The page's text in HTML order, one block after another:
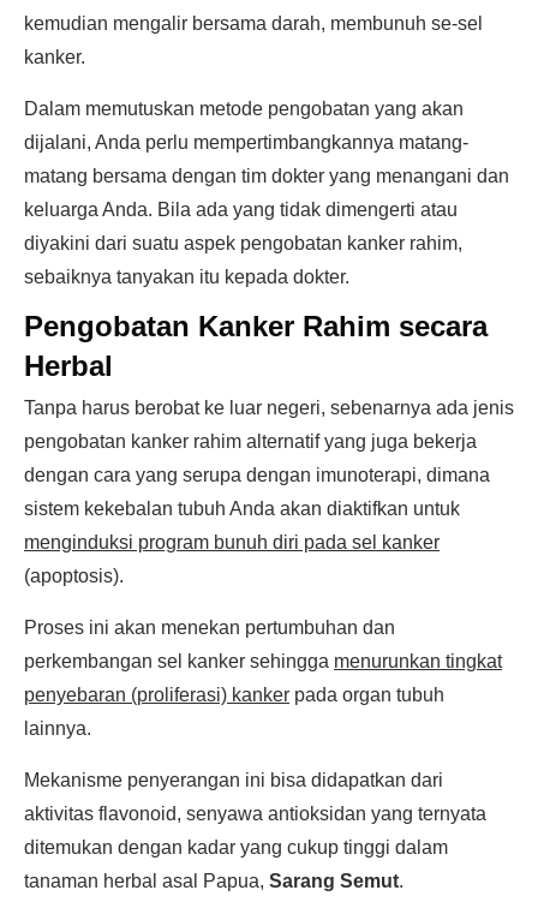
kemudian mengalir bersama darah, membunuh se-sel
kanker.
Dalam memutuskan metode pengobatan yang akan
dijalani, Anda perlu mempertimbangkannya matang-
matang bersama dengan tim dokter yang menangani dan
keluarga Anda. Bila ada yang tidak dimengerti atau
diyakini dari suatu aspek pengobatan kanker rahim,
sebaiknya tanyakan itu kepada dokter.
Pengobatan Kanker Rahim secara
Herbal
Tanpa harus berobat ke luar negeri, sebenarnya ada jenis
pengobatan kanker rahim alternatif yang juga bekerja
dengan cara yang serupa dengan imunoterapi, dimana
sistem kekebalan tubuh Anda akan diaktifkan untuk
menginduksi program bunuh diri pada sel kanker
(apoptosis).
Proses ini akan menekan pertumbuhan dan
perkembangan sel kanker sehingga menurunkan tingkat
penyebaran (proliferasi) kanker pada organ tubuh
lainnya.
Mekanisme penyerangan ini bisa didapatkan dari
aktivitas flavonoid, senyawa antioksidan yang ternyata
ditemukan dengan kadar yang cukup tinggi dalam
tanaman herbal asal Papua, Sarang Semut.